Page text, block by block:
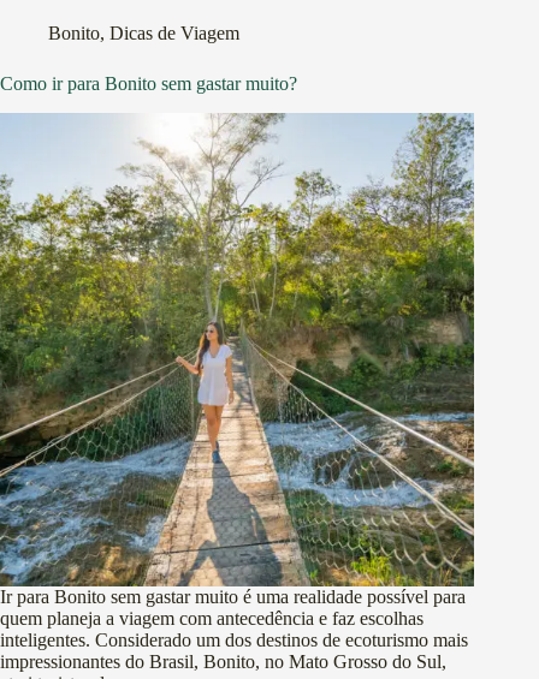
Bonito, Dicas de Viagem
Como ir para Bonito sem gastar muito?
Ir para Bonito sem gastar muito é uma realidade possível para
quem planeja a viagem com antecedência e faz escolhas
inteligentes. Considerado um dos destinos de ecoturismo mais
impressionantes do Brasil, Bonito, no Mato Grosso do Sul,